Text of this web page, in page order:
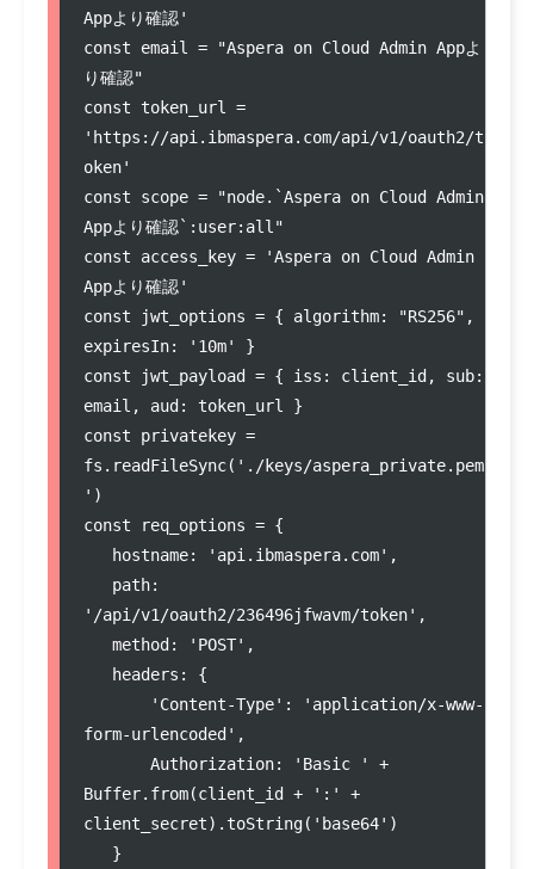
Appより確認'
const email = "Aspera on Cloud Admin Appよ
り確認"
const token_url =
'https://api.ibmaspera.com/api/v1/oauth2/t
oken'
const scope = "node.`Aspera on Cloud Admin
Appより確認`:user:all"
const access_key = 'Aspera on Cloud Admin
Appより確認'
const jwt_options = { algorithm: "RS256",
expiresIn: '10m' }
const jwt_payload = { iss: client_id, sub:
email, aud: token_url }
const privatekey =
fs.readFileSync('./keys/aspera_private.pem
')
const req_options = {
'/api/v1/oauth2/236496jfwavm/token',
form-urlencoded',
Buffer.from(client_id + ':' +
client_secret).toString('base64')